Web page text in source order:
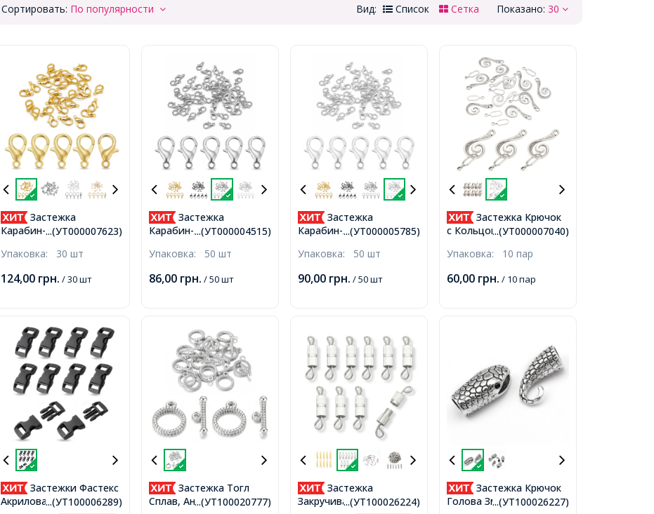
Сортировать: По популярности Показано: 30
Вид: Список Сетка
...(УТ000007623)
Застежка
Карабин-Лобстер,
16х8мм, Отверстие 2мм,
Упаковка: 30 шт
124,00 грн. / 30 шт
...(УТ000004515)
Застежка
Карабин-Лобстер
Платина, 12х6мм,
Упаковка: 50 шт
86,00 грн. / 50 шт
...(УТ000005785)
Застежка
Карабин-Лобстер,
Размер: 12х6мм,
Упаковка: 50 шт
90,00 грн. / 50 шт
...(УТ000007040)
Застежка Крючок
с Кольцом, Металл,
Серебро, Размер:
с Отв 2мм, Кольцо
Упаковка: 10 пар
60,00 грн. / 10 пар
...(УТ100006289)
Застежки Фастекс
Акриловая, Черный,
...(УТ100020777)
Застежка Тогл
Сплав, Античное
...(УТ100026224)
Застежка
Закручивающаяся
...(УТ100026227)
Застежка Крючок
Голова Змеи, Сплав,